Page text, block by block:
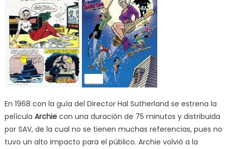
En 1968 con la guía del Director Hal Sutherland se estrena la
película Archiecon una duración de 75 minutos y distribuida
por SAV, de la cual no se tienen muchas referencias, pues no
tuvo un alto impacto para el público. Archie volvió a la